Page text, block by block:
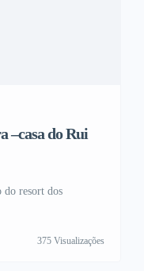
–casa do Rui
do resort dos
375 Visualizações